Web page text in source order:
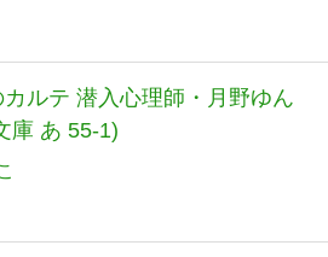
カルテ 潜入心理師・月野ゆん
庫 あ 55-1)